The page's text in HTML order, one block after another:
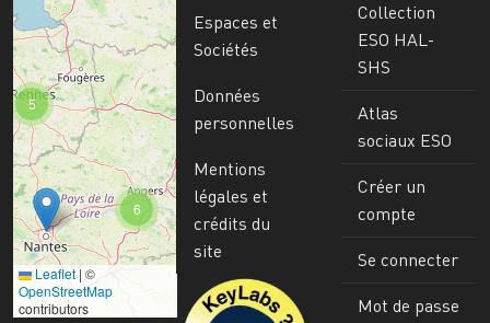
6
5
Leaflet | ©
OpenStreetMap
contributors
Espaces et
Sociétés
Données
personnelles
Mentions
légales et
crédits du
site
Image
Collection
ESO HAL-
SHS
Atlas
sociaux ESO
Créer un
compte
Se connecter
Mot de passe